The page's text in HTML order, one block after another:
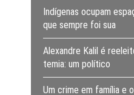
Indígenas ocupam
que sempre foi sua
Alexandre Kalil é
temia: um político
Um crime em família e